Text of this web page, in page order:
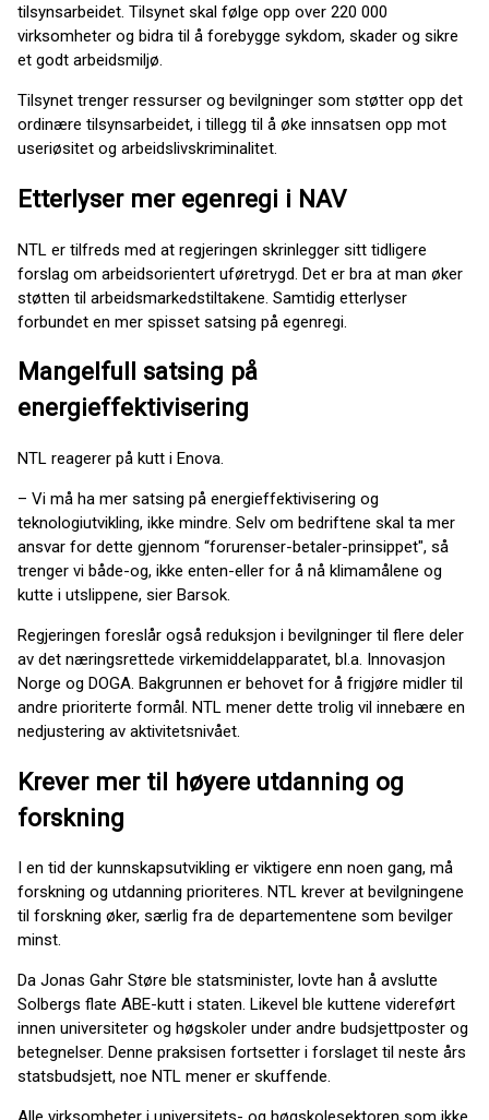
tilsynsarbeidet. Tilsynet skal følge opp over 220 000
virksomheter og bidra til å forebygge sykdom, skader og sikre
et godt arbeidsmiljø.
Tilsynet trenger ressurser og bevilgninger som støtter opp det
ordinære tilsynsarbeidet, i tillegg til å øke innsatsen opp mot
useriøsitet og arbeidslivskriminalitet.
Etterlyser mer egenregi i NAV
NTL er tilfreds med at regjeringen skrinlegger sitt tidligere
forslag om arbeidsorientert uføretrygd. Det er bra at man øker
støtten til arbeidsmarkedstiltakene. Samtidig etterlyser
forbundet en mer spisset satsing på egenregi.
Mangelfull satsing på
energieffektivisering
NTL reagerer på kutt i Enova.
– Vi må ha mer satsing på energieffektivisering og
teknologiutvikling, ikke mindre. Selv om bedriftene skal ta mer
ansvar for dette gjennom “forurenser-betaler-prinsippet", så
trenger vi både-og, ikke enten-eller for å nå klimamålene og
kutte i utslippene, sier Barsok.
Regjeringen foreslår også reduksjon i bevilgninger til flere deler
av det næringsrettede virkemiddelapparatet, bl.a. Innovasjon
Norge og DOGA. Bakgrunnen er behovet for å frigjøre midler til
andre prioriterte formål. NTL mener dette trolig vil innebære en
nedjustering av aktivitetsnivået.
Krever mer til høyere utdanning og
forskning
I en tid der kunnskapsutvikling er viktigere enn noen gang, må
forskning og utdanning prioriteres. NTL krever at bevilgningene
til forskning øker, særlig fra de departementene som bevilger
minst.
Da Jonas Gahr Støre ble statsminister, lovte han å avslutte
Solbergs flate ABE-kutt i staten. Likevel ble kuttene videreført
innen universiteter og høgskoler under andre budsjettposter og
betegnelser. Denne praksisen fortsetter i forslaget til neste års
statsbudsjett, noe NTL mener er skuffende.